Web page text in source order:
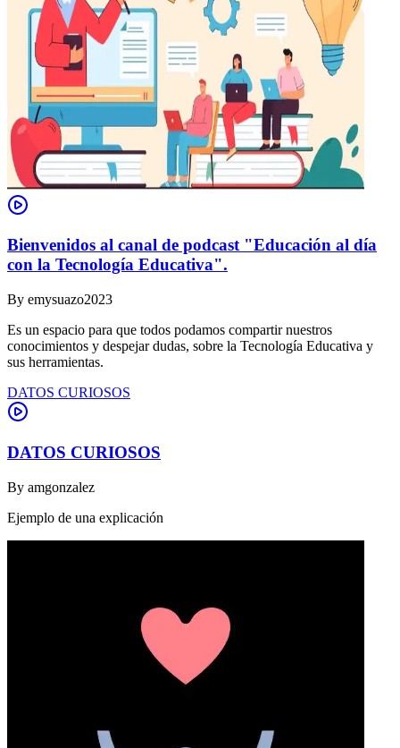
Bienvenidos al canal de podcast "Educación al día
con la Tecnología Educativa".
By emysuazo2023
Es un espacio para que todos podamos compartir nuestros
conocimientos y despejar dudas, sobre la Tecnología Educativa y
sus herramientas.
DATOS CURIOSOS
DATOS CURIOSOS
By amgonzalez
Ejemplo de una explicación